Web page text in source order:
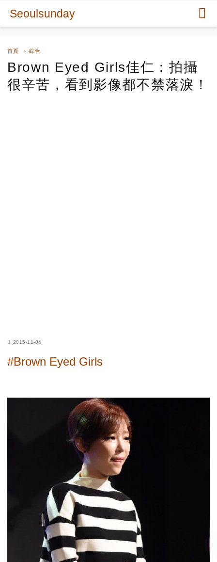
Seoulsunday
首頁 綜合
Brown Eyed Girls佳仁：拍攝
很辛苦，看到影像都不禁落淚！
2015-11-04
#Brown Eyed Girls